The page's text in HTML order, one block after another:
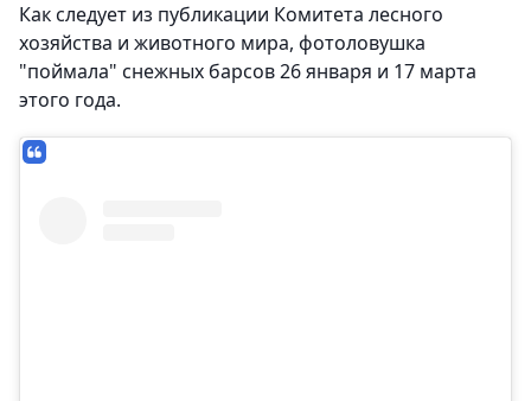
Как следует из публикации Комитета лесного
хозяйства и животного мира, фотоловушка
"поймала" снежных барсов 26 января и 17 марта
этого года.